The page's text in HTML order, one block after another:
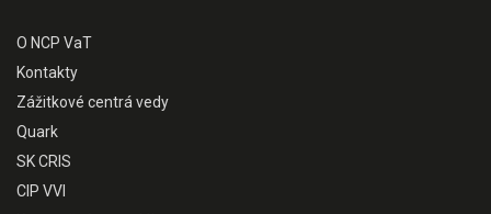
O NCP VaT
Kontakty
Zážitkové centrá vedy
Quark
SK CRIS
CIP VVI